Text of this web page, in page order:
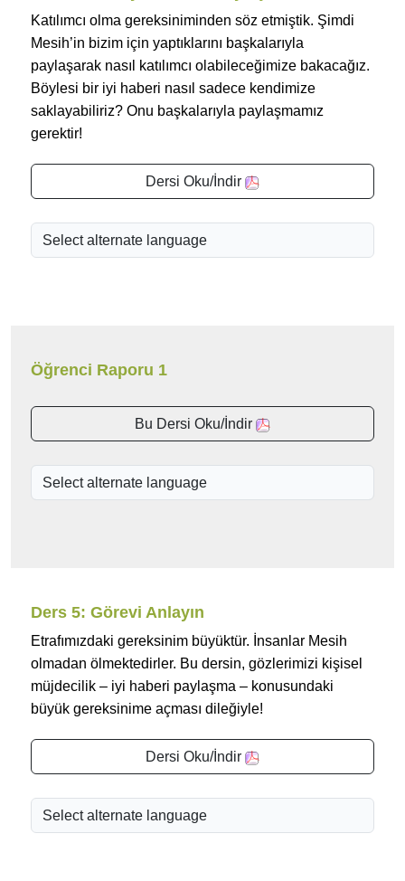
Katılımcı olma gereksiniminden söz etmiştik. Şimdi
Mesih’in bizim için yaptıklarını başkalarıyla
paylaşarak nasıl katılımcı olabileceğimize bakacağız.
Böylesi bir iyi haberi nasıl sadece kendimize
saklayabiliriz? Onu başkalarıyla paylaşmamız
gerektir!
Dersi Oku/İndir
Öğrenci Raporu 1
Bu Dersi Oku/İndir
Ders 5: Görevi Anlayın
Etrafımızdaki gereksinim büyüktür. İnsanlar Mesih
olmadan ölmektedirler. Bu dersin, gözlerimizi kişisel
müjdecilik – iyi haberi paylaşma – konusundaki
büyük gereksinime açması dileğiyle!
Dersi Oku/İndir